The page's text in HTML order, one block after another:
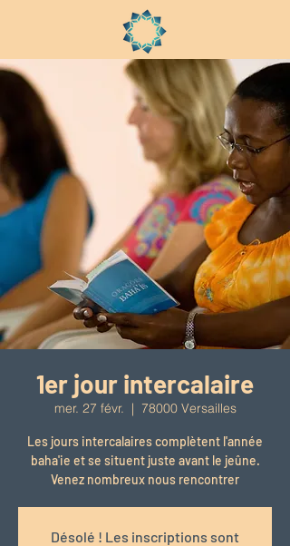
1er jour intercalaire
mer. 27 févr.
  |
78000 Versailles
Les jours intercalaires complètent l'année
baha'ie et se situent juste avant le jeûne.
Venez nombreux nous rencontrer
Désolé ! Les inscriptions sont